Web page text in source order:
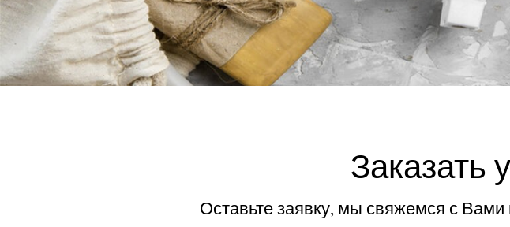
Заказать
Оставьте заявку, мы свяжемся с